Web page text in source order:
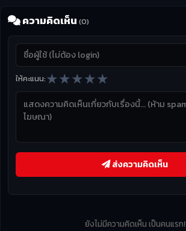
ความคิดเห็น (0)
ให้คะแนน:★★★★★
ส่งความคิดเห็น
ยังไม่มีความคิดเห็น เป็นคนแรก!